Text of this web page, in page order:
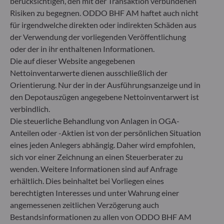
+49 (0) 69 920 50 0
Von der Bundesanstalt für Finanzdienstleistungsaufsicht
(„BaFin“) zugelassene und beaufsichtigte
Fondsverwaltungsgesellschaft
Handelsregister : HRB 11971 Amtsgericht Düsseldorf
ODDO BHF Asset Management LUX
6, rue Gabriel Lippmann
L-5365 Munsbach
Luxemburg
+352 45 76 76 245
Von der Luxemburger Commission de Surveillance du
Secteur Financier (CSSF) zugelassene
Fondsverwaltungsgesellschaft, Handelsregisternummer: B
29891
Mitteilung zu EU-Sanktionen gegen Russland
Risiken zu begegnen. ODDO BHF AM haftet auch nicht
für irgendwelche direkten oder indirekten Schäden aus
der Verwendung der vorliegenden Veröffentlichung
oder der in ihr enthaltenen Informationen.
Die auf dieser Website angegebenen
Nettoinventarwerte dienen ausschließlich der
Orientierung. Nur der in der Ausführungsanzeige und in
den Depotauszügen angegebene Nettoinventarwert ist
verbindlich.
Die steuerliche Behandlung von Anlagen in OGA-
Anteilen oder -Aktien ist von der persönlichen Situation
eines jeden Anlegers abhängig. Daher wird empfohlen,
sich vor einer Zeichnung an einen Steuerberater zu
wenden. Weitere Informationen sind auf Anfrage
erhältlich. Dies beinhaltet bei Vorliegen eines
berechtigten Interesses und unter Wahrung einer
angemessenen zeitlichen Verzögerung auch
Bestandsinformationen zu allen von ODDO BHF AM